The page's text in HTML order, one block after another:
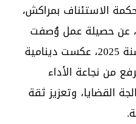
الاستئناف بمراكش،
عن حصيلة عمل وُصفت
بالإيجابية والمتميزة برسم سنة 2025، عكست دينامية
من نجاعة الأداء
القضايا، وتعزيز ثقة